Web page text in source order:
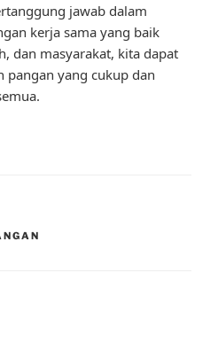
jawab dalam
kerja sama yang baik
dan masyarakat, kita dapat
pangan yang cukup dan